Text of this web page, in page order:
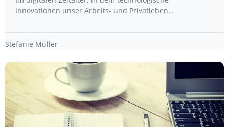
Innovationen unser Arbeits- und Privatleben…
Stefanie Müller